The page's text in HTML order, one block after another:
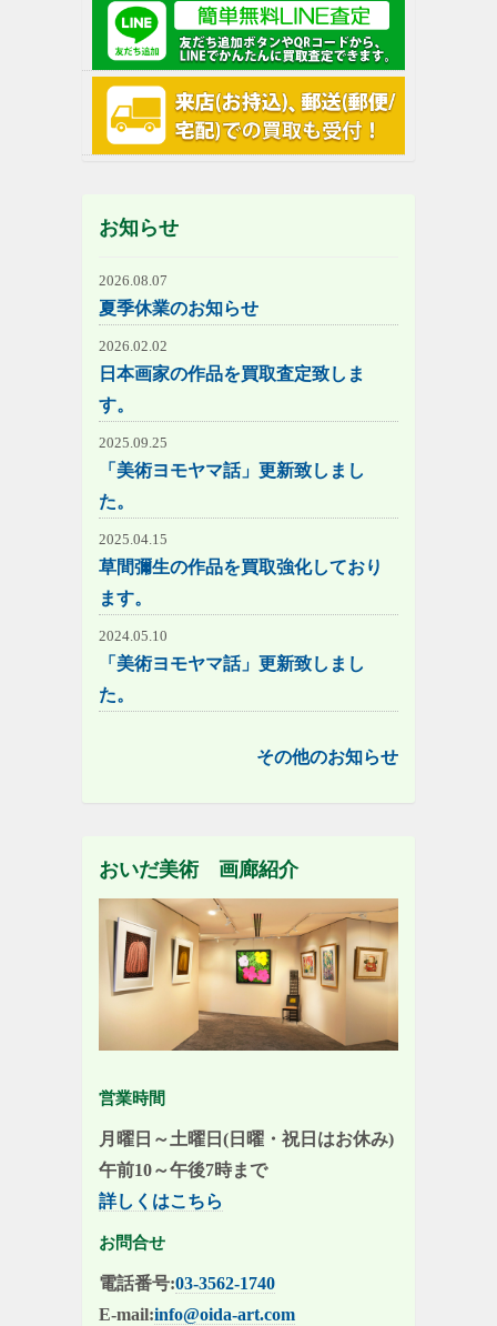
お知らせ
2026.08.07
夏季休業のお知らせ
2026.02.02
日本画家の作品を買取査定致しま
す。
2025.09.25
「美術ヨモヤマ話」更新致しまし
た。
2025.04.15
草間彌生の作品を買取強化しており
ます。
2024.05.10
「美術ヨモヤマ話」更新致しまし
た。
その他のお知らせ
おいだ美術 画廊紹介
営業時間
月曜日～土曜日(日曜・祝日はお休み)
午前10～午後7時まで
詳しくはこちら
お問合せ
電話番号:03-3562-1740
E-mail:info@oida-art.com